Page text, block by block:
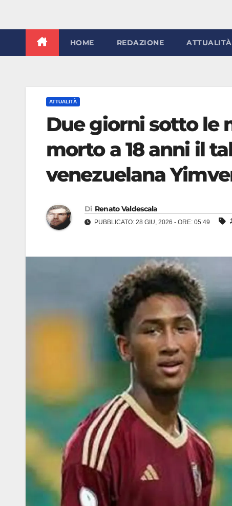
HOME REDAZIONE ATTUALITÀ
ATTUALITÀ
Due giorni sotto le
morto a 18 anni il
venezuelana
Di Renato Valdescala
PUBBLICATO: 28 GIU, 2026 - ORE: 05:49